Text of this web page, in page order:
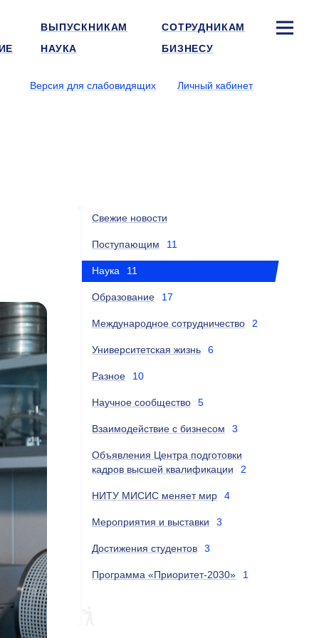
ВЫПУСКНИКАМ
СОТРУДНИКАМ
НАУКА БИЗНЕСУ
Версия для слабовидящих Личный кабинет
Свежие новости
Поступающим 11
Наука 11
Образование 17
Международное сотрудничество 2
Университетская жизнь 6
Разное 10
Научное сообщество 5
Взаимодействие с бизнесом 3
Объявления Центра подготовки
кадров высшей квалификации
2
НИТУ МИСИС меняет мир 4
Мероприятия и выставки 3
Достижения студентов 3
Программа «Приоритет-2030» 1